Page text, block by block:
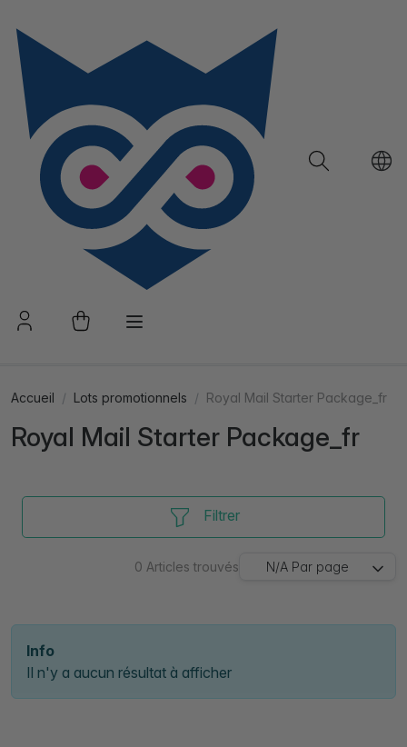
Accueil Lots promotionnels Royal Mail Starter Package_fr
Royal Mail Starter Package_fr
Filtrer
0 Articles trouvés N/A Par page
Info
Il n'y a aucun résultat à afficher